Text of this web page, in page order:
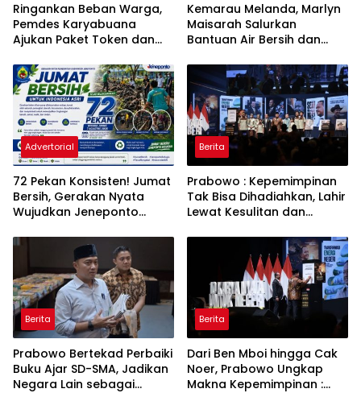
Ringankan Beban Warga,
Pemdes Karyabuana
Ajukan Paket Token dan
PLN
Kemarau Melanda, Marlyn
Maisarah Salurkan
Bantuan Air Bersih dan
Babakan Madang
Advertorial
72 Pekan Konsisten! Jumat
Bersih, Gerakan Nyata
Wujudkan Jeneponto
ASRI
Berita
Prabowo : Kepemimpinan
Tak Bisa Dihadiahkan, Lahir
Lewat Kesulitan dan
Berita
Prabowo Bertekad Perbaiki
Buku Ajar SD-SMA, Jadikan
Negara Lain sebagai
Berita
Dari Ben Mboi hingga Cak
Noer, Prabowo Ungkap
Makna Kepemimpinan :